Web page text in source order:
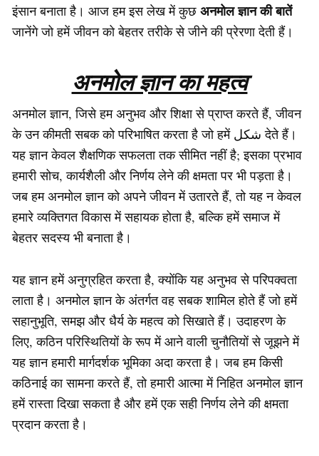
इंसान बनाता है। आज हम इस लेख में कुछ अनमोल ज्ञान की बातें
जानेंगे जो हमें जीवन को बेहतर तरीके से जीने की प्रेरणा देती हैं।
अनमोल ज्ञान का महत्व
अनमोल ज्ञान, जिसे हम अनुभव और शिक्षा से प्राप्त करते हैं, जीवन
के उन कीमती सबक को परिभाषित करता है जो हमें شکل देते हैं।
यह ज्ञान केवल शैक्षणिक सफलता तक सीमित नहीं है; इसका प्रभाव
हमारी सोच, कार्यशैली और निर्णय लेने की क्षमता पर भी पड़ता है।
जब हम अनमोल ज्ञान को अपने जीवन में उतारते हैं, तो यह न केवल
हमारे व्यक्तिगत विकास में सहायक होता है, बल्कि हमें समाज में
बेहतर सदस्य भी बनाता है।
यह ज्ञान हमें अनुग्रहित करता है, क्योंकि यह अनुभव से परिपक्वता
लाता है। अनमोल ज्ञान के अंतर्गत वह सबक शामिल होते हैं जो हमें
सहानुभूति, समझ और धैर्य के महत्व को सिखाते हैं। उदाहरण के
लिए, कठिन परिस्थितियों के रूप में आने वाली चुनौतियों से जूझने में
यह ज्ञान हमारी मार्गदर्शक भूमिका अदा करता है। जब हम किसी
कठिनाई का सामना करते हैं, तो हमारी आत्मा में निहित अनमोल ज्ञान
हमें रास्ता दिखा सकता है और हमें एक सही निर्णय लेने की क्षमता
प्रदान करता है।